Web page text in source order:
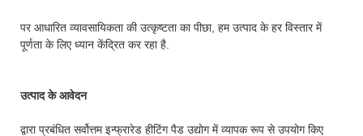
पर आधारित व्यावसायिकता की उत्कृष्टता का पीछा, हम उत्पाद के हर विस्तार में
पूर्णता के लिए ध्यान केंद्रित कर रहा है.
उत्पाद के आवेदन
द्वारा प्रबंधित सर्वोत्तम इन्फ्रारेड हीटिंग पैड उद्योग में व्यापक रूप से उपयोग किए